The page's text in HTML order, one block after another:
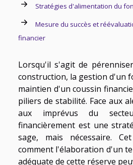
Stratégies d'alimentation du
Mesure du succès et
financier
Lorsqu'il s'agit de
construction, la gestion d'un
maintien d'un coussin
piliers de stabilité. Face aux
aux imprévus du
financièrement est une
sage, mais nécessaire.
comment l'élaboration d'un
adéquate de cette réserve